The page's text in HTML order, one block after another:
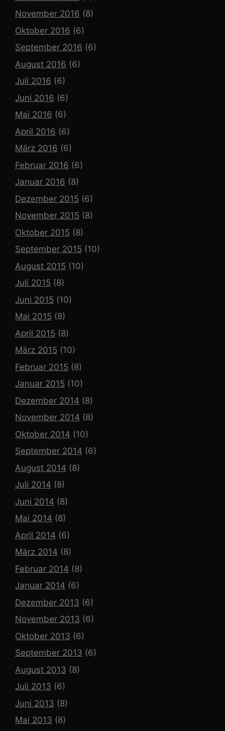
November 2016 (8)
Oktober 2016 (6)
September 2016 (6)
August 2016 (6)
Juli 2016 (6)
Juni 2016 (6)
Mai 2016 (6)
April 2016 (6)
März 2016 (6)
Februar 2016 (6)
Januar 2016 (8)
Dezember 2015 (6)
November 2015 (8)
Oktober 2015 (8)
September 2015 (10)
August 2015 (10)
Juli 2015 (8)
Juni 2015 (10)
Mai 2015 (8)
April 2015 (8)
März 2015 (10)
Februar 2015 (8)
Januar 2015 (10)
Dezember 2014 (8)
November 2014 (8)
Oktober 2014 (10)
September 2014 (6)
August 2014 (8)
Juli 2014 (8)
Juni 2014 (8)
Mai 2014 (8)
April 2014 (6)
März 2014 (8)
Februar 2014 (8)
Januar 2014 (6)
Dezember 2013 (6)
November 2013 (6)
Oktober 2013 (6)
September 2013 (6)
August 2013 (8)
Juli 2013 (6)
Juni 2013 (8)
Mai 2013 (8)